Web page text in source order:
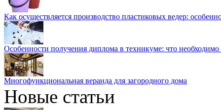
Как осуществляется производство пластиковых ведер:
Особенности получения диплома в техникуме: что необходимо
Многофункциональная веранда для загородного дома
Новые статьи